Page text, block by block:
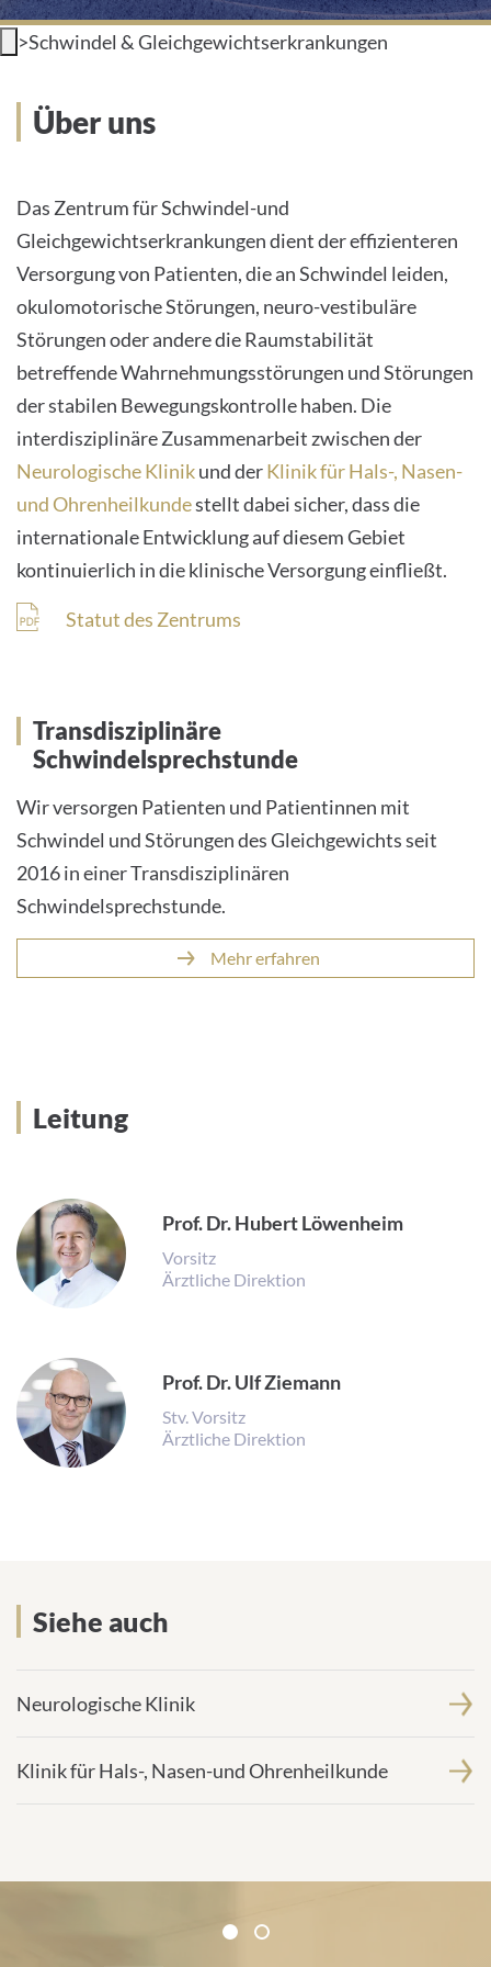
INTERNATIONALE PATIENTEN
HOME
PATIENTEN &AMP; BESUCHER
MEDIZINISCHE FAKULTÄT
KARRIERE
KONTAKT
INTERNATIONALE PATIENTEN
Impressum
Datenschutz
>Schwindel & Gleichgewichtserkrankungen
Über uns
Das Zentrum für Schwindel-und
Gleichgewichtserkrankungen dient der effizienteren
Versorgung von Patienten, die an Schwindel leiden,
okulomotorische Störungen, neuro-vestibuläre
Störungen oder andere die Raumstabilität
betreffende Wahrnehmungsstörungen und Störungen
der stabilen Bewegungskontrolle haben. Die
interdisziplinäre Zusammenarbeit zwischen der
Neurologische Klinikund derKlinik für Hals-, Nasen-
und Ohrenheilkundestellt dabei sicher, dass die
internationale Entwicklung auf diesem Gebiet
kontinuierlich in die klinische Versorgung einfließt.
Statut des Zentrums
Transdisziplinäre
Schwindelsprechstunde
Wir versorgen Patienten und Patientinnen mit
Schwindel und Störungen des Gleichgewichts seit
2016 in einer Transdisziplinären
Schwindelsprechstunde.
Mehr erfahren
Leitung
Prof. Dr. Hubert Löwenheim
Vorsitz
Ärztliche Direktion
Prof. Dr. Ulf Ziemann
Stv. Vorsitz
Ärztliche Direktion
Siehe auch
Siehe auch
Neurologische Klinik
Klinik für Hals-, Nasen-und Ohrenheilkunde
Zertifikate und Verbände
1 2